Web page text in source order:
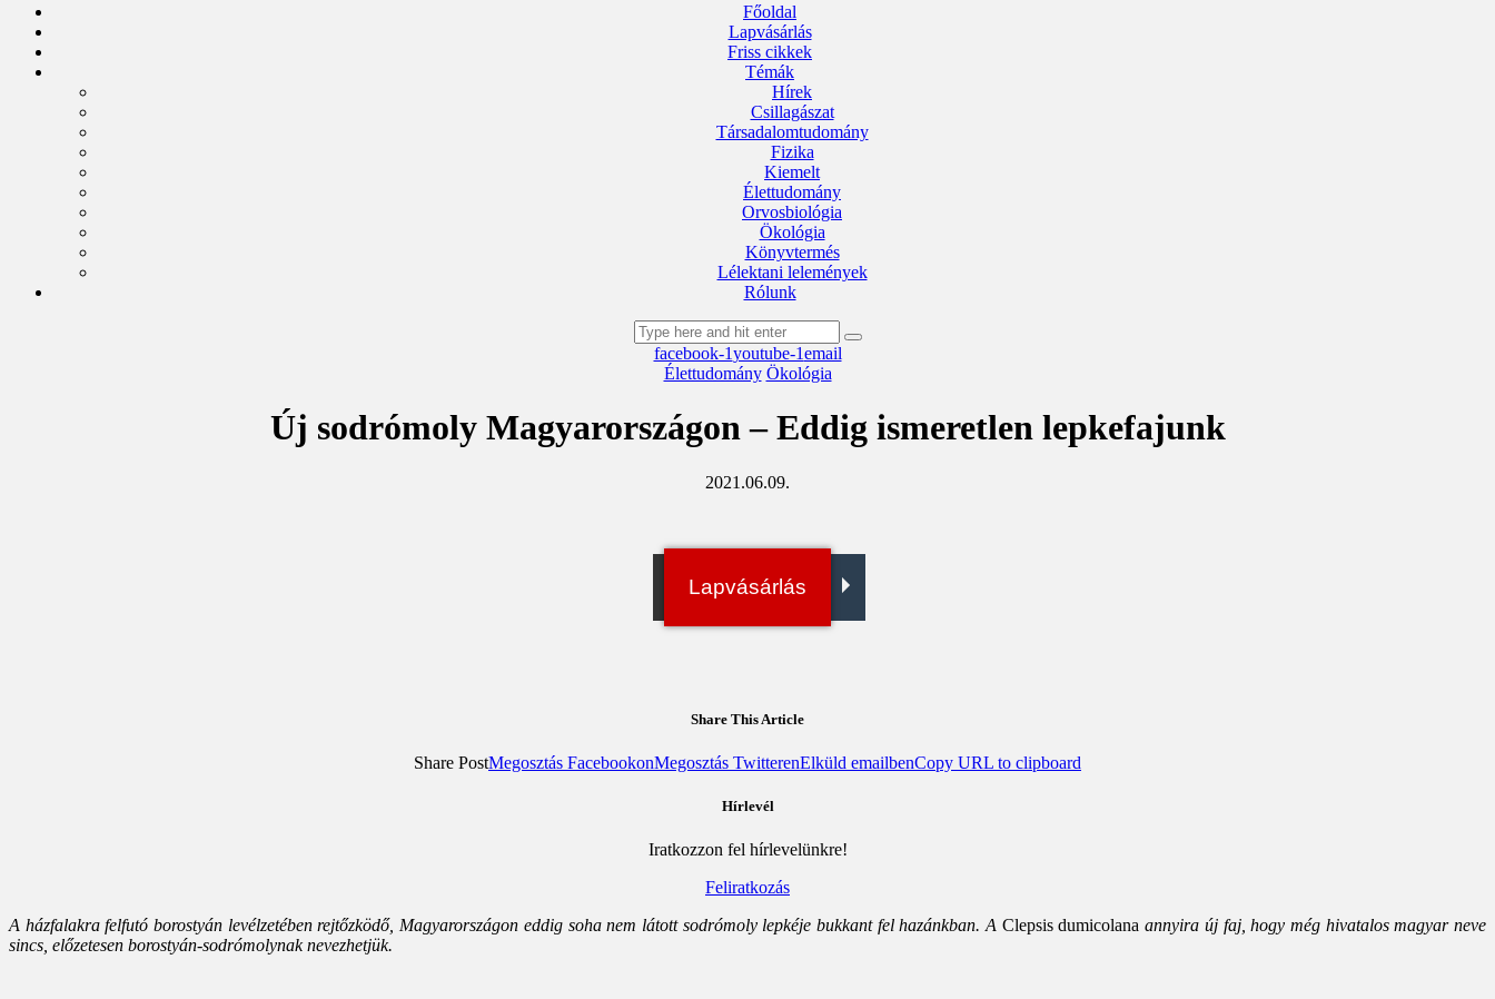
Főoldal
Lapvásárlás
Friss cikkek
Témák
Hírek
Csillagászat
Társadalomtudomány
Fizika
Kiemelt
Élettudomány
Orvosbiológia
Ökológia
Könyvtermés
Lélektani lelemények
Rólunk
facebook-1youtube-1email
Élettudomány Ökológia
Új sodrómoly Magyarországon – Eddig ismeretlen lepkefajunk
2021.06.09.
Digitális példány
Lapvásárlás
Share This Article
Share PostMegosztás FacebookonMegosztás TwitterenElküld emailbenCopy URL to clipboard
Hírlevél
Iratkozzon fel hírlevelünkre!
Feliratkozás
A házfalakra felfutó borostyán levélzetében rejtőzködő, Magyarországon eddig soha nem látott sodrómoly lepkéje bukkant fel hazánkban. A Clepsis dumicolana annyira új faj, hogy még hivatalos magyar neve
sincs, előzetesen borostyán-sodrómolynak nevezhetjük.